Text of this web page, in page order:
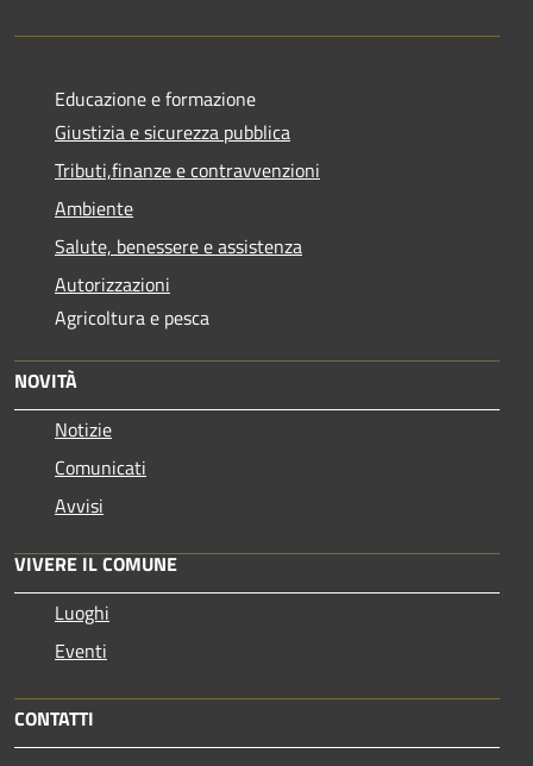
Educazione e formazione
Giustizia e sicurezza pubblica
Tributi,finanze e contravvenzioni
Ambiente
Salute, benessere e assistenza
Autorizzazioni
Agricoltura e pesca
NOVITÀ
Notizie
Comunicati
Avvisi
VIVERE IL COMUNE
Luoghi
Eventi
CONTATTI